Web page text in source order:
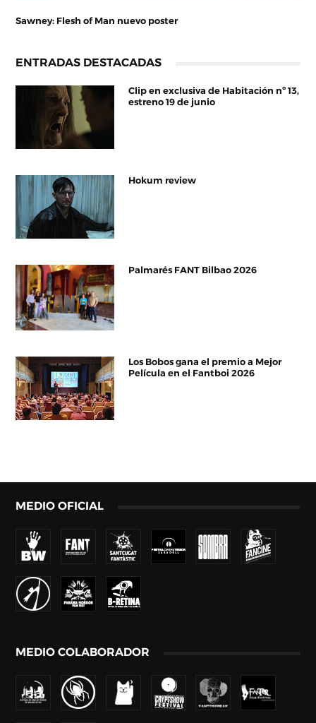
Sawney: Flesh of Man nuevo poster
ENTRADAS DESTACADAS
Clip en exclusiva de Habitación nº 13,
estreno 19 de junio
Hokum review
Palmarés FANT Bilbao 2026
Los Bobos gana el premio a Mejor
Película en el Fantboi 2026
MEDIO OFICIAL
MEDIO COLABORADOR